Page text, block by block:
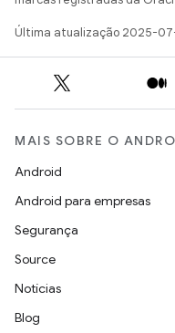
Última atualização 2025-
MAIS SOBRE O
Android
Android para empresas
Segurança
Source
Notícias
Blog